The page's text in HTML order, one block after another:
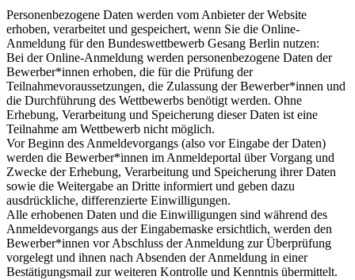
Personenbezogene Daten werden vom Anbieter der Website
erhoben, verarbeitet und gespeichert, wenn Sie die Online-
Anmeldung für den Bundeswettbewerb Gesang Berlin nutzen:
Bei der Online-Anmeldung werden personenbezogene Daten der
Bewerber*innen erhoben, die für die Prüfung der
Teilnahmevoraussetzungen, die Zulassung der Bewerber*innen und
die Durchführung des Wettbewerbs benötigt werden. Ohne
Erhebung, Verarbeitung und Speicherung dieser Daten ist eine
Teilnahme am Wettbewerb nicht möglich.
Vor Beginn des Anmeldevorgangs (also vor Eingabe der Daten)
werden die Bewerber*innen im Anmeldeportal über Vorgang und
Zwecke der Erhebung, Verarbeitung und Speicherung ihrer Daten
sowie die Weitergabe an Dritte informiert und geben dazu
ausdrückliche, differenzierte Einwilligungen.
Alle erhobenen Daten und die Einwilligungen sind während des
Anmeldevorgangs aus der Eingabemaske ersichtlich, werden den
Bewerber*innen vor Abschluss der Anmeldung zur Überprüfung
vorgelegt und ihnen nach Absenden der Anmeldung in einer
Bestätigungsmail zur weiteren Kontrolle und Kenntnis übermittelt.